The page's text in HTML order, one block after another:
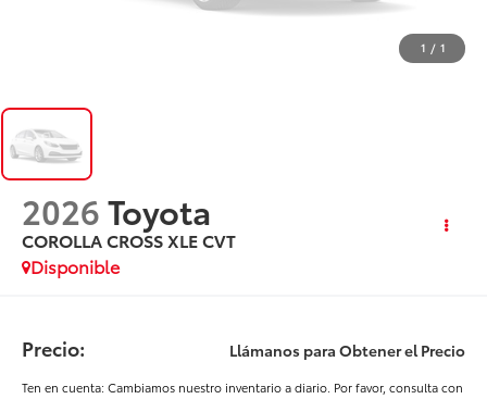
1 / 1
2026Toyota
COROLLA CROSS XLE CVT
Disponible
Precio: Llámanos para Obtener el Precio
Ten en cuenta: Cambiamos nuestro inventario a diario. Por favor, consulta con